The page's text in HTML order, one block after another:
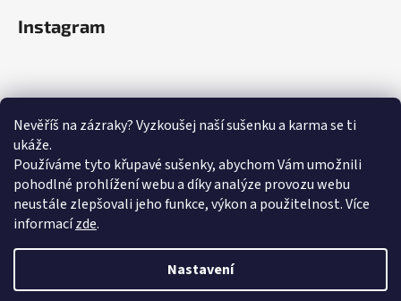
Nevěříš na zázraky? Vyzkoušej naší sušenku a karma se ti
ukáže.
Používáme tyto křupavé sušenky, abychom Vám umožnili
pohodlné prohlížení webu a díky analýze provozu webu
neustále zlepšovali jeho funkce, výkon a použitelnost.Více
informacízde.
Nastavení
Instagram
Sledovat na Instagramu